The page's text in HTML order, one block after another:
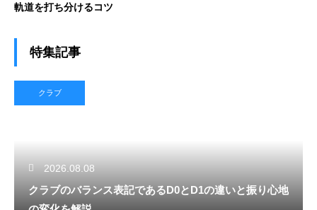
軌道を打ち分けるコツ
特集記事
クラブ
2026.08.08
クラブのバランス表記であるD0とD1の違いと振り心地